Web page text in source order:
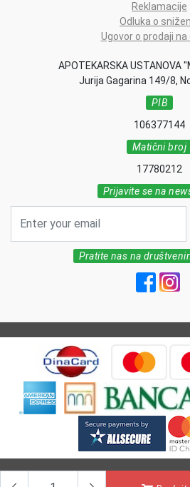
Reklamacije
Odluka o
Ugovor o prodaji na
APOTEKARSKA USTANOVA
Jurija Gagarina 149/8,
PIB
106377144
Matični broj
17780212
Prijavite se na
Pratite nas na